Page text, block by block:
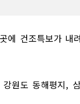
에 건조특보가 내
원도 동해평지,